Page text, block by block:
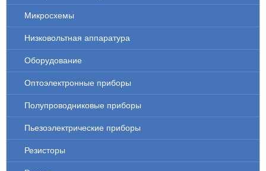
Микросхемы
Низковольтная аппаратура
Оборудование
Оптоэлектронные приборы
Полупроводниковые приборы
Пьезоэлектрические приборы
Резисторы